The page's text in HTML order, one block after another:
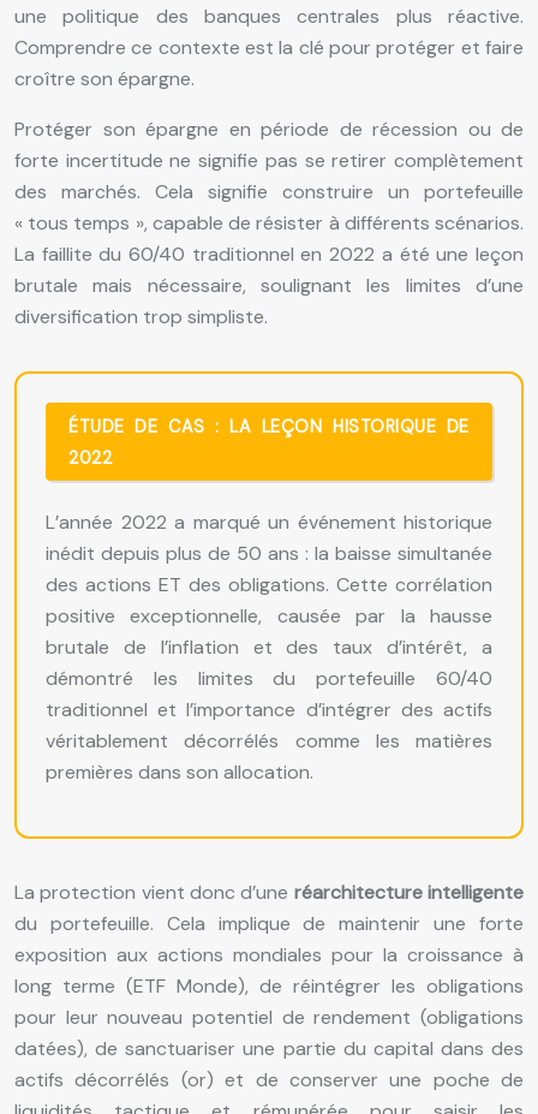
une politique des banques centrales plus réactive.
Comprendre ce contexte est la clé pour protéger et faire
croître son épargne.
Protéger son épargne en période de récession ou de
forte incertitude ne signifie pas se retirer complètement
des marchés. Cela signifie construire un portefeuille
« tous temps », capable de résister à différents scénarios.
La faillite du 60/40 traditionnel en 2022 a été une leçon
brutale mais nécessaire, soulignant les limites d’une
diversification trop simpliste.
ÉTUDE DE CAS : LA LEÇON HISTORIQUE DE
2022
L’année 2022 a marqué un événement historique
inédit depuis plus de 50 ans : la baisse simultanée
des actions ET des obligations. Cette corrélation
positive exceptionnelle, causée par la hausse
brutale de l’inflation et des taux d’intérêt, a
démontré les limites du portefeuille 60/40
traditionnel et l’importance d’intégrer des actifs
véritablement décorrélés comme les matières
premières dans son allocation.
La protection vient donc d’une réarchitecture intelligente
du portefeuille. Cela implique de maintenir une forte
exposition aux actions mondiales pour la croissance à
long terme (ETF Monde), de réintégrer les obligations
pour leur nouveau potentiel de rendement (obligations
datées), de sanctuariser une partie du capital dans des
actifs décorrélés (or) et de conserver une poche de